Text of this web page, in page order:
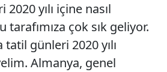
yılı içine nasıl
tarafımıza çok sık geliyor.
günleri 2020 yılı
Almanya, genel